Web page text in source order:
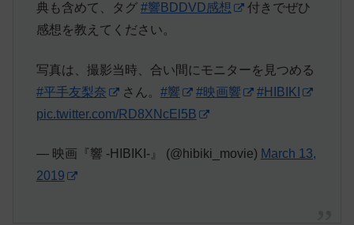
典も含めて、タグ #響BDDVD感想
付きでぜひ
感想を教えてください。
写真は、撮影当時、合い間にモニターを見つめる
#平手友梨奈
さん。 #響 #映画響
#HIBIKI
pic.twitter.com/RD8XNcEl5B
— 映画『響 -HIBIKI-』 (@hibiki_movie) March 13,
2019